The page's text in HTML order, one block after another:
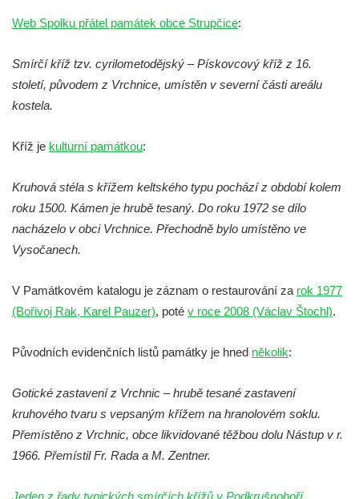
Kamenný kříž (0741) v parku v Mostecké
ulici ve Vtelně
Střelou
Kamenný kříž zvaný Engelův (0060) v
Kamenný kříž (0360) u kostela svatého
Kamenný kříž (0726) u kostela svatého
Veroničin kříž (0515) u lesní cesty
jihozápadně od Kamenické Stráně
Kamenný kříž (0590) u Dubé
Web Spolku přátel památek obce Strupčice:
Smírčí kříž tzv. cyrilometodějský – Pískovcový kříž z 16.
století, původem z Vrchnice, umístěn v severní části areálu
kostela.
Kříž je kulturní památkou:
Kruhová stéla s křížem keltského typu pochází z období kolem
roku 1500. Kámen je hrubě tesaný. Do roku 1972 se dílo
nacházelo v obci Vrchnice. Přechodně bylo umístěno ve
Vysočanech.
V Památkovém katalogu je záznam o restaurování za rok 1977
(Bořivoj Rak, Karel Pauzer), poté v roce 2008 (Václav Štochl).
Původních evidenčních listů památky je hned několik:
Gotické zastavení z Vrchnic – hrubě tesané zastavení
kruhového tvaru s vepsaným křížem na hranolovém soklu.
Přemístěno z Vrchnic, obce likvidované těžbou dolu Nástup v r.
1966. Přemístil Fr. Rada a M. Zentner.
Jeden z řady typických smírčích křížů v Podkrušnohoří.